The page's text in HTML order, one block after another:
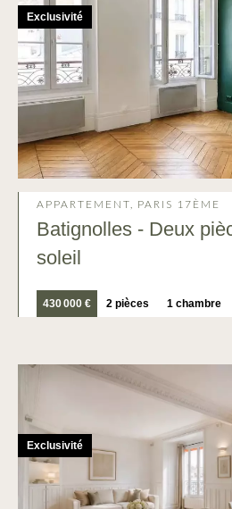
APPARTEMENT, PARIS 17ÈME
Batignolles - Deux
soleil
430 000 € 2 pièces 1 chambre
Exclusivité
Exclusivité